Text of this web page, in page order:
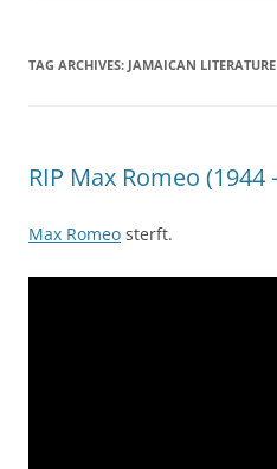
TAG ARCHIVES: JAMAICAN LITERATURE
RIP Max Romeo (1944
Max Romeo sterft.